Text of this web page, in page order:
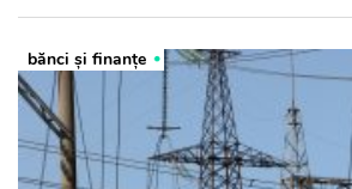
bănci şi finanţe